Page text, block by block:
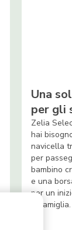
Una
per gli
Zelia
hai
navicella
per
bambino
e una
per un
in famiglia.